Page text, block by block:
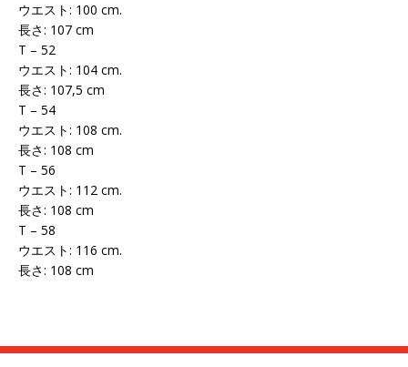
ウエスト: 100 cm.
長さ: 107 cm
T – 52
ウエスト: 104 cm.
長さ: 107,5 cm
T – 54
ウエスト: 108 cm.
長さ: 108 cm
T – 56
ウエスト: 112 cm.
長さ: 108 cm
T – 58
ウエスト: 116 cm.
長さ: 108 cm